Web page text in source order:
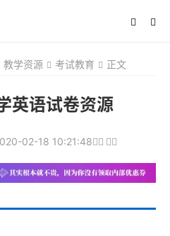
教学资源 考试教育 正文
英语试卷资源
02-18 10:21:48